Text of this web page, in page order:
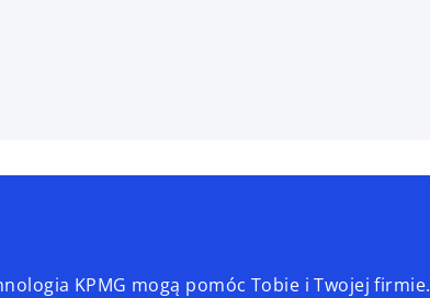
KPMG mogą pomóc Tobie i Twojej firmie.